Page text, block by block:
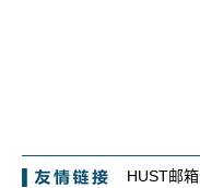
HUST邮箱